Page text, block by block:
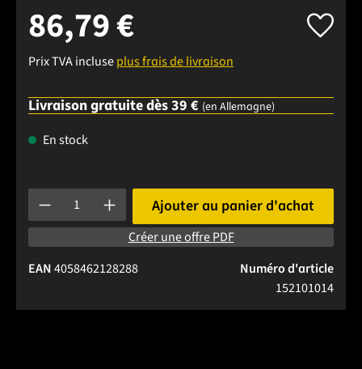
86,79 €
Prix TVA incluseplus frais de livraison
Livraison gratuite dès 39 € (en Allemagne)
En stock
Quantité de produit : Entrez la quantité souhaitée ou
Ajouter au panier d'achat
Créer une offre PDF
Numéro d'article
152101014
EAN4058462128288